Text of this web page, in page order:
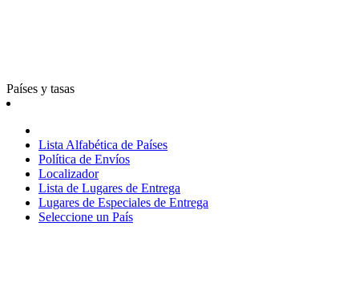
Países y tasas
Lista Alfabética de Países
Política de Envíos
Localizador
Lista de Lugares de Entrega
Lugares de Especiales de Entrega
Seleccione un País